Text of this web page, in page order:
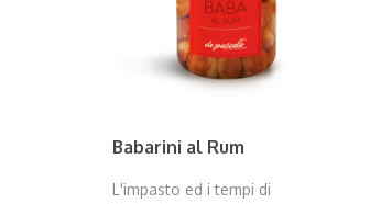
Babarini al Rum
L'impasto ed i tempi di